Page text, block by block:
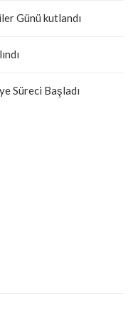
Günü kutlandı
Süreci Başladı